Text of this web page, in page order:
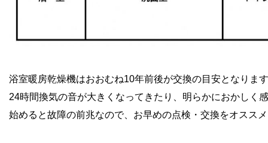
浴室暖房乾燥機はおおむね10年前後が交換の目安となりま
24時間換気の音が大きくなってきたり、明らかにおかしく
始めると故障の前兆なので、お早めの点検・交換をオスス